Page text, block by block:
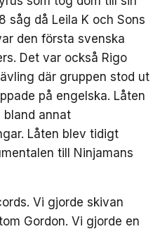
såg då Leila K och Sons
den första svenska
Det var också Rigo
där gruppen stod ut
på engelska. Låten
bland annat
Låten blev tidigt
till Ninjamans
Vi gjorde skivan
Gordon. Vi gjorde en